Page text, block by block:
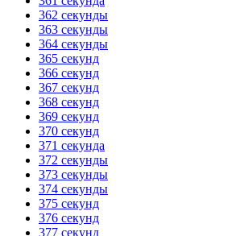
362 секунды
363 секунды
364 секунды
365 секунд
366 секунд
367 секунд
368 секунд
369 секунд
370 секунд
371 секунда
372 секунды
373 секунды
374 секунды
375 секунд
376 секунд
377 секунд